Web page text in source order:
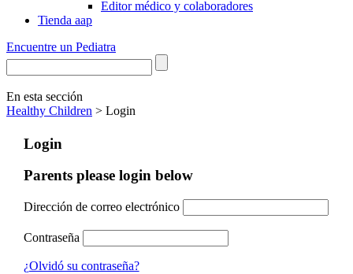
Editor médico y colaboradores
Tienda aap
Encuentre un Pediatra
En esta sección
Healthy Children > Login
Login
Parents please login below
Dirección de correo electrónico
Contraseña
¿Olvidó su contraseña?